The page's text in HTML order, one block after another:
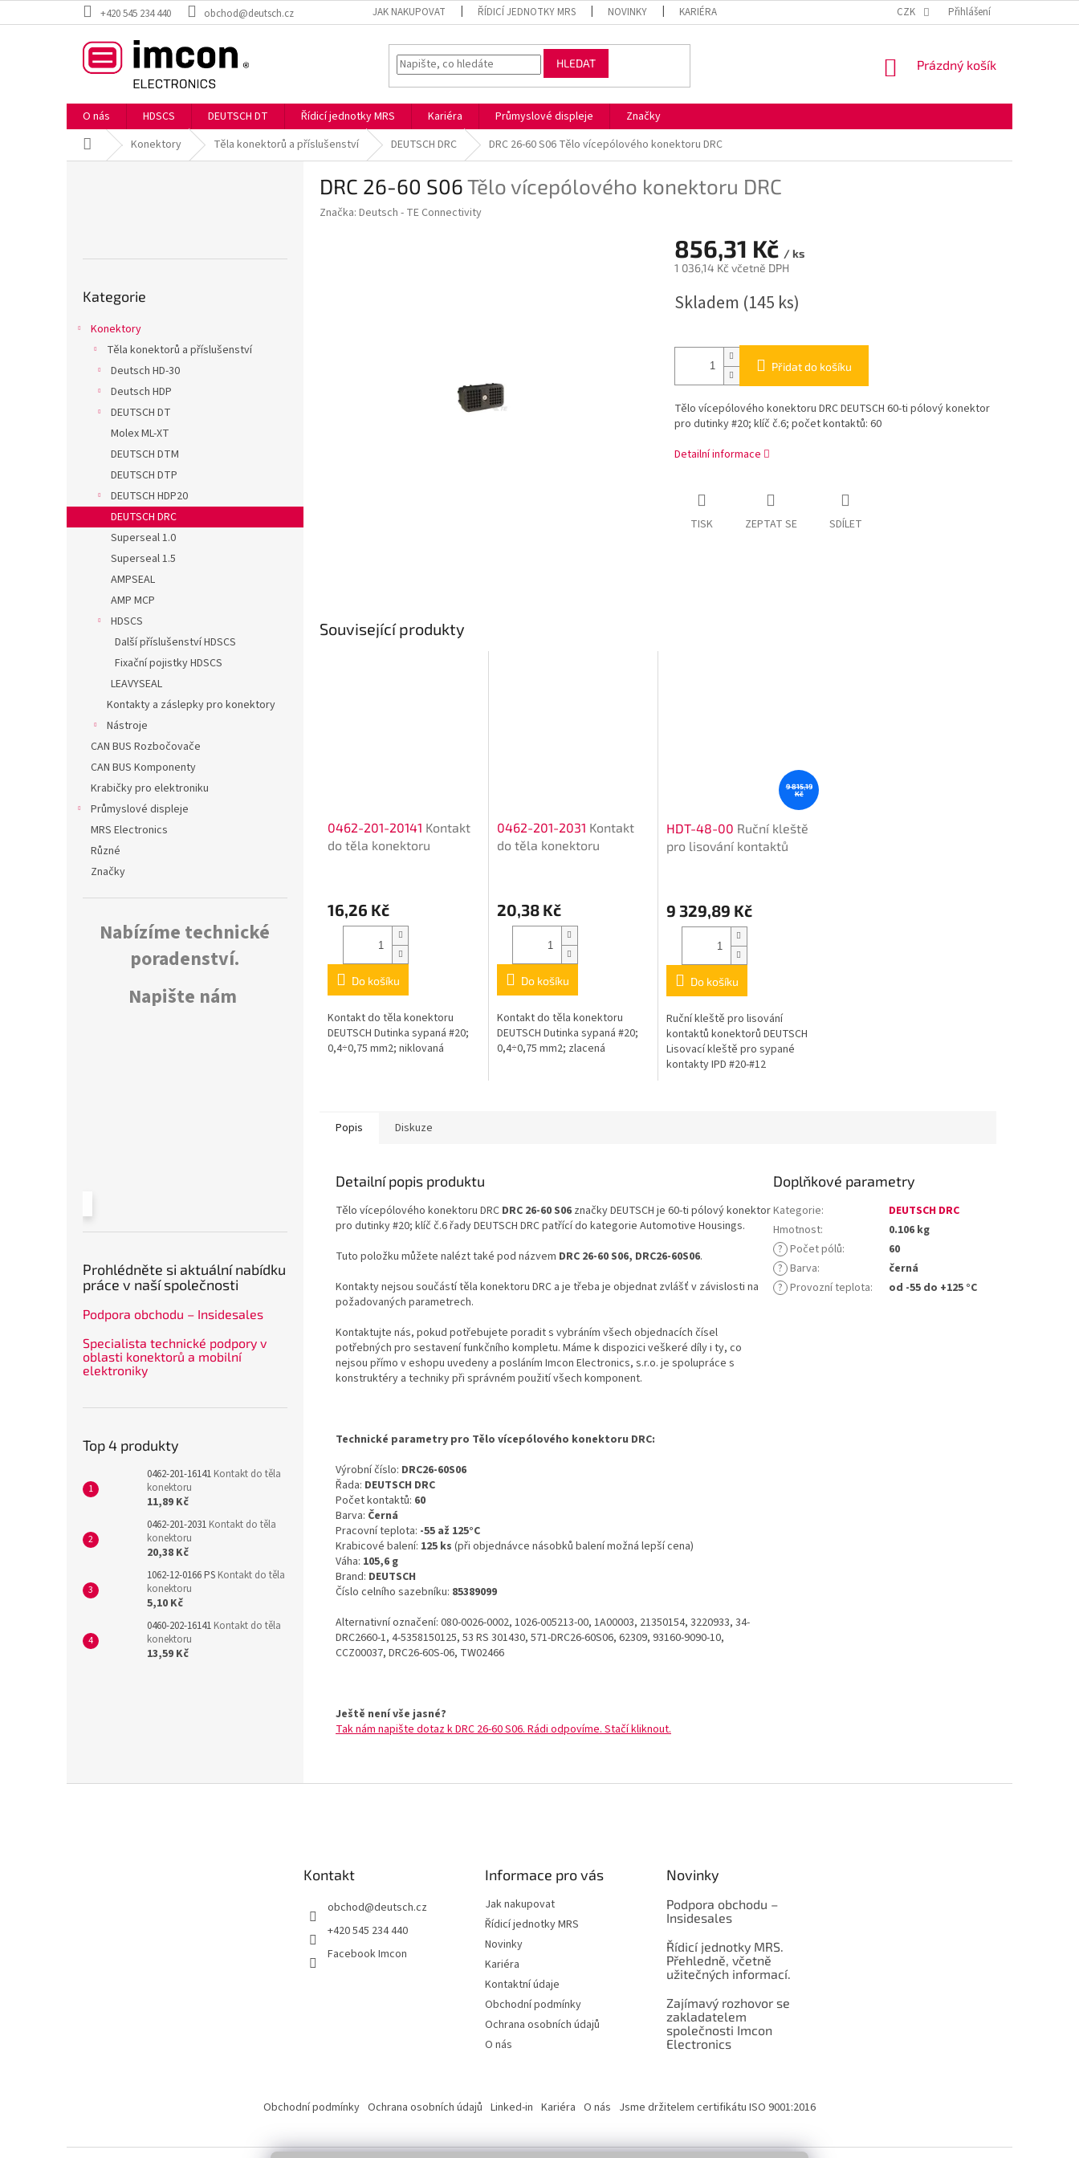
na
+420 545 234 440 obchod@deutsch.cz JAK NAKUPOVAT ŘÍDICÍ JEDNOTKY MRS NOVINKY KARIÉRA OBCHODNÍ PODMÍNKY
CZK Přihlášení
HLEDAT
NÁKUPNÍ
Prázdný košík
O nás HDSCS DEUTSCH DT Řídicí jednotky MRS Kariéra Průmyslové displeje
Značky
Domů Konektory Těla konektorů a příslušenství DEUTSCH DRC DRC 26-60 S06 Tělo vícepólového konektoru DRC
kategorie
Kategorie
Konektory
Těla konektorů a příslušenství
Deutsch HD-30
Deutsch HDP
DEUTSCH DT
Molex ML-XT
DEUTSCH DTM
DEUTSCH DTP
DEUTSCH HDP20
DEUTSCH DRC
Superseal 1.0
Superseal 1.5
AMPSEAL
AMP MCP
HDSCS
Další příslušenství HDSCS
Fixační pojistky HDSCS
LEAVYSEAL
Kontakty a záslepky pro konektory
Nástroje
CAN BUS Rozbočovače
CAN BUS Komponenty
Krabičky pro elektroniku
Průmyslové displeje
MRS Electronics
Různé
Značky
Nabízíme technické
poradenství.
Napište nám
Prohlédněte si aktuální nabídku
práce v naší společnosti
Podpora obchodu – Insidesales
Specialista technické podpory v
oblasti konektorů a mobilní
elektroniky
Top 4 produkty
0462-201-16141 Kontakt do těla
konektoru
11,89 Kč
0462-201-2031 Kontakt do těla
konektoru
20,38 Kč
1062-12-0166 PS Kontakt do těla
konektoru
5,10 Kč
0460-202-16141 Kontakt do těla
konektoru
13,59 Kč
DRC 26-60 S06Tělo vícepólového konektoru DRC
Značka: Deutsch - TE Connectivity
856,31 Kč / ks
1 036,14 Kč včetně DPH
cena:
Skladem (145 ks)
Přidat do košíku
Tělo vícepólového konektoru DRC DEUTSCH 60-ti pólový konektor
pro dutinky #20; klíč č.6; počet kontaktů: 60
Detailní informace
TISK ZEPTAT SE SDÍLET
Související produkty
0462-201-20141 Kontakt
do těla konektoru
16,26 Kč
Do košíku
Kontakt do těla konektoru
DEUTSCH Dutinka sypaná #20;
0,4÷0,75 mm2; niklovaná
0462-201-2031 Kontakt
do těla konektoru
20,38 Kč
Do košíku
Kontakt do těla konektoru
DEUTSCH Dutinka sypaná #20;
0,4÷0,75 mm2; zlacená
9 815,19
Kč
HDT-48-00 Ruční kleště
pro lisování kontaktů
9 329,89 Kč
Do košíku
Ruční kleště pro lisování
kontaktů konektorů DEUTSCH
Lisovací kleště pro sypané
kontakty IPD #20-#12
Popis Diskuze
Detailní popis produktu
Tělo vícepólového konektoru DRC DRC 26-60 S06 značky DEUTSCH je 60-ti pólový konektor
pro dutinky #20; klíč č.6 řady DEUTSCH DRC patřící do kategorie Automotive Housings.
Tuto položku můžete nalézt také pod názvem DRC 26-60 S06, DRC26-60S06.
Kontakty nejsou součástí těla konektoru DRC a je třeba je objednat zvlášť v závislosti na
požadovaných parametrech.
Kontaktujte nás, pokud potřebujete poradit s vybráním všech objednacích čísel
potřebných pro sestavení funkčního kompletu. Máme k dispozici veškeré díly i ty, co
nejsou přímo v eshopu uvedeny a posláním Imcon Electronics, s.r.o. je spolupráce s
konstruktéry a techniky při správném použití všech komponent.
Technické parametry pro Tělo vícepólového konektoru DRC:
Výrobní číslo: DRC26-60S06
Řada: DEUTSCH DRC
Počet kontaktů: 60
Barva: Černá
Pracovní teplota: -55 až 125°C
Krabicové balení: 125 ks (při objednávce násobků balení možná lepší cena)
Váha: 105,6 g
Brand: DEUTSCH
Číslo celního sazebníku: 85389099
Alternativní označení: 080-0026-0002, 1026-005213-00, 1A00003, 21350154, 3220933, 34-
DRC2660-1, 4-5358150125, 53 RS 301430, 571-DRC26-60S06, 62309, 93160-9090-10,
CCZ00037, DRC26-60S-06, TW02466
Ještě není vše jasné?
Tak nám napište dotaz k DRC 26-60 S06. Rádi odpovíme. Stačí kliknout.
Doplňkové parametry
Kategorie:
DEUTSCH DRC
Hmotnost:
0.106 kg
? Počet pólů:
60
? Barva:
černá
? Provozní teplota: od -55 do +125 °C
Kontakt
obchod@deutsch.cz
+420 545 234 440
Facebook Imcon
Informace pro vás
Jak nakupovat
Řídicí jednotky MRS
Novinky
Kariéra
Kontaktní údaje
Obchodní podmínky
Ochrana osobních údajů
O nás
Novinky
Podpora obchodu –
Insidesales
Řídicí jednotky MRS.
Přehledně, včetně
užitečných informací.
Zajímavý rozhovor se
zakladatelem
společnosti Imcon
Electronics
Obchodní podmínky Ochrana osobních údajů Linked-in Kariéra O nás Jsme držitelem certifikátu ISO 9001:2016